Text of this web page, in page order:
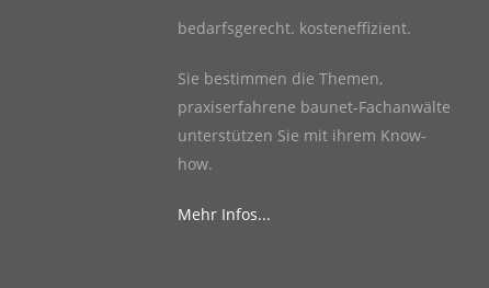
bedarfsgerecht. kosteneffizient.
Sie bestimmen die Themen,
praxiserfahrene baunet-Fachanwälte
unterstützen Sie mit ihrem Know-
how.
Mehr Infos...